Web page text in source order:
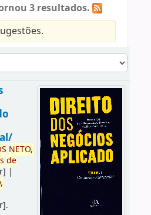
3 resultados.
NETO,
de
|
.